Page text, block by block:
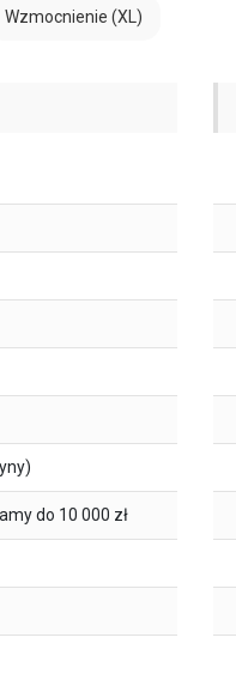
Wzmocnienie (XL)
do 10 000 zł